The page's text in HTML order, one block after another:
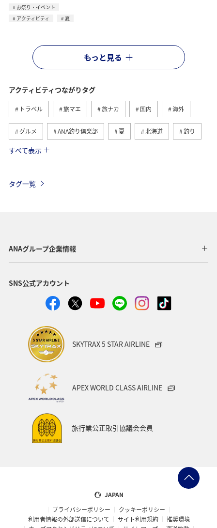
お祭り・イベント
アクティビティ
夏
もっと見る
アクティビティつながりタグ
トラベル 旅マエ 旅ナカ 国内 海外
グルメ ANA釣り倶楽部 夏 北海道 釣り
アメリカ
アメリカ・カナダ・中南米 イタリア
関東・甲信越地方
海 メキシコ 四国地方
歴史・文化・芸術
マイルを貯める
世界遺産
中国地方 徳島県
スイス インドネシア
大阪府 オセアニア
ワカサギ 大分県 東海地方
すべて表示
タグ一覧
ANAグループ企業情報
SNS公式アカウント
SKYTRAX 5 STAR AIRLINE
APEX WORLD CLASS AIRLINE
旅行業公正取引協議会会員
JAPAN
プライバシーポリシー
クッキーポリシー
利用者情報の外部送信について
サイト利用規約
推奨環境